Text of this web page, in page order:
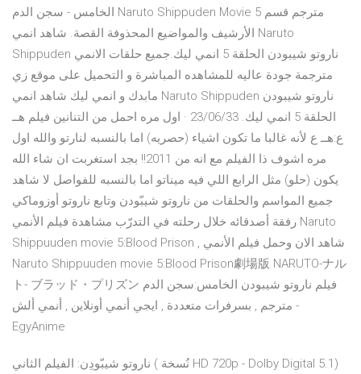
الخامس - سجن الدم Naruto Shippuden Movie 5 مترجم قسم
الأرشيف والمواضيع المحذوفة القصة. شاهد انمي Naruto
Shippuden ناروتو شيبودن الحلقة 5 انمي ليك.جميع حلقات الانمي
مترجمة جودة عاليه للمشاهده المباشرة و التحميل على موقع زي
مابدك و انمي ليك شاهد انمي Naruto Shippuden ناروتو شيبودن
الحلقة 5 انمي ليك. 23/06/33 · اول مره احمل من التنانين فيلم هــ
ع:هــ ع لأنه غالبا ما تكون اشياء (حصريه) اما بالنسبه لنارتو والله اول
مره اشوف ذا الفيلم مع انه من 2011!! بجد استغربت ان شاء الله
يكون (حلو) مثل الرابع اللي فيه ميناتو اما بالنسبه للفواصل لا شاهد
جميع المواسم والحلقات من ناروتو شيبّودن وتابع ناروتو أوزوماكي
رفقة أصدقائه خلال رحلته في التدرّب مشاهدة فيلم الأنمي Naruto
Shippuuden movie 5:Blood Prison , شاهد الان وحمل فيلم الأنمي
Naruto Shippuuden movie 5:Blood Prison劇場版 NARUTO-ナル
ト- ブラッド・プリズン فيلم ناروتو شيبودن الخامس:سجن الدم
مترجم , بسرفرات متعددة , ايجي أنمي أونلاين , أنمي ألش -
EgyAnime
ناروتو شيبّودِن: الفيلم الثاني ( نُسخة HD 720p - Dolby Digital 5.1)